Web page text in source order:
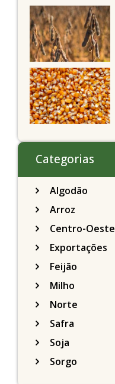
Categorias
Algodão
Arroz
Centro-Oeste
Exportações
Feijão
Milho
Norte
Safra
Soja
Sorgo